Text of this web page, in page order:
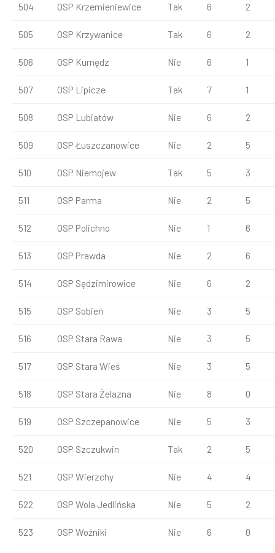
504 OSP Krzemieniewice Tak 6 2
505 OSP Krzywanice Tak 6 2
506 OSP Kurnędz Nie 6 1
507 OSP Lipicze Tak 7 1
508 OSP Lubiatów Nie 6 2
509 OSP Łuszczanowice Nie 2 5
510 OSP Niemojew Tak 5 3
511 OSP Parma Nie 2 5
512 OSP Polichno Nie 1 6
513 OSP Prawda Nie 2 6
514 OSP Sędzimirowice Nie 6 2
515 OSP Sobień Nie 3 5
516 OSP Stara Rawa Nie 3 5
517 OSP Stara Wieś Nie 3 5
518 OSP Stara Żelazna Nie 8 0
519 OSP Szczepanowice Nie 5 3
520 OSP Szczukwin Tak 2 5
521 OSP Wierzchy Nie 4 4
522 OSP Wola Jedlińska Nie 5 2
523 OSP Woźniki Nie 6 0